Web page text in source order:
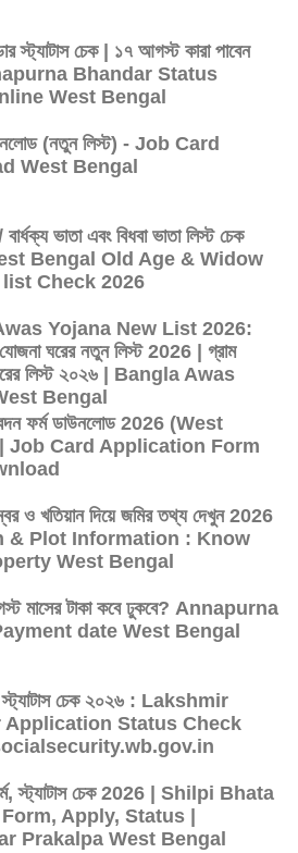
স্ট্যাটাস চেক | ১৭ আগস্ট কারা পাবেন
Bhandar Status
West Bengal
(নতুন লিস্ট) - Job Card
West Bengal
ভাতা এবং বিধবা ভাতা লিস্ট চেক
Bengal Old Age & Widow
Check 2026
Yojana New List 2026:
যোজনা ঘরের নতুন লিস্ট 2026 | গ্রাম
ঘরের লিস্ট ২০২৬ | Bangla Awas
Bengal
ফর্ম ডাউনলোড 2026 (West
Job Card Application Form
ও খতিয়ান দিয়ে জমির তথ্য দেখুন 2026
& Plot Information : Know
West Bengal
মাসের টাকা কবে ঢুকবে? Annapurna
date West Bengal
স্ট্যাটাস চেক ২০২৬ : Lakshmir
Application Status Check
ফর্ম, স্ট্যাটাস চেক 2026 | Shilpi Bhata
Apply, Status |
Prakalpa West Bengal